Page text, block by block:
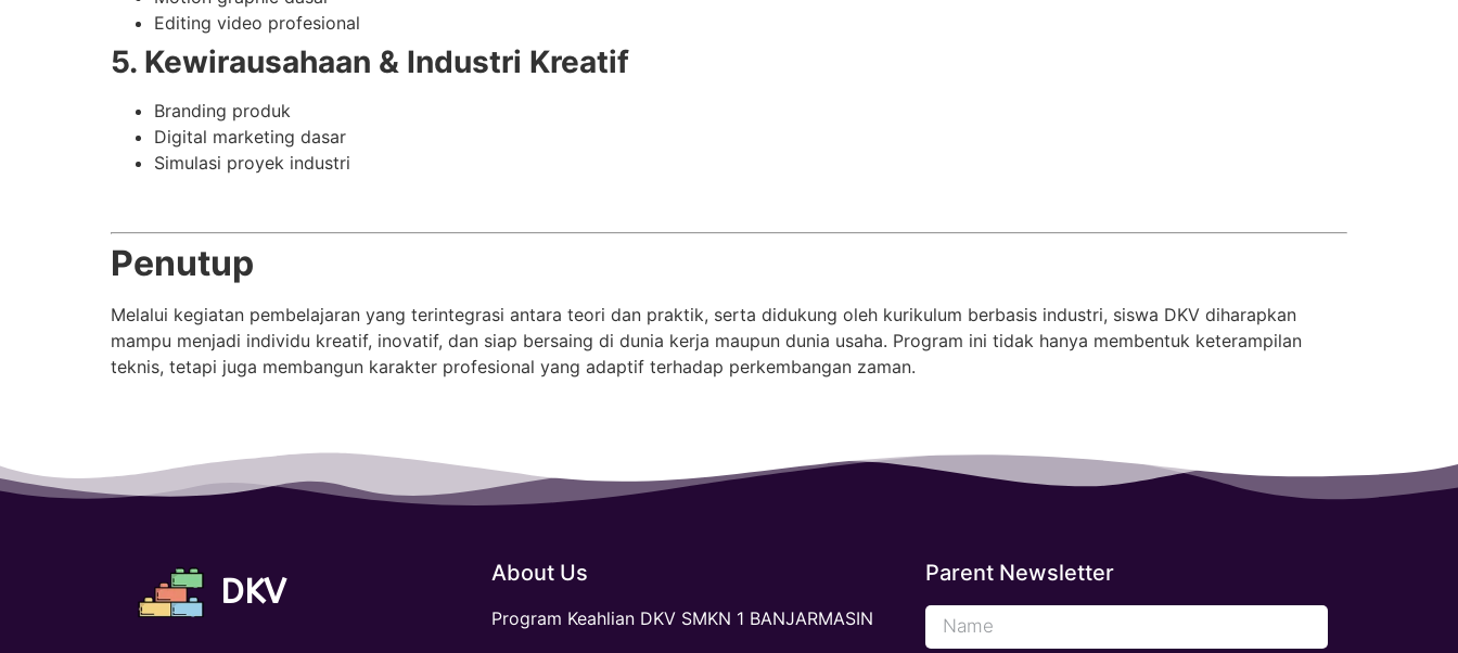
Editing video profesional
5. Kewirausahaan & Industri Kreatif
Branding produk
Digital marketing dasar
Simulasi proyek industri
Penutup
Melalui kegiatan pembelajaran yang terintegrasi antara teori dan praktik, serta didukung oleh kurikulum berbasis industri, siswa DKV diharapkan
mampu menjadi individu kreatif, inovatif, dan siap bersaing di dunia kerja maupun dunia usaha. Program ini tidak hanya membentuk keterampilan
teknis, tetapi juga membangun karakter profesional yang adaptif terhadap perkembangan zaman.
DKV About Us
Program Keahlian DKV SMKN 1 BANJARMASIN
Parent Newsletter